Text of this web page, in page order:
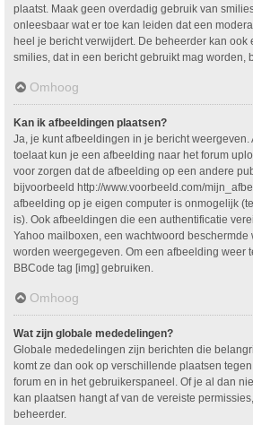
plaatst. Maak geen overdadig gebruik van
onleesbaar wat er toe kan leiden dat een
heel je bericht verwijdert. De beheerder kan ook
smilies, dat in een bericht gebruikt mag worden,
Omhoog
Kan ik afbeeldingen plaatsen?
Ja, je kunt afbeeldingen in je bericht
toelaat kun je een afbeelding naar het forum
voor zorgen dat de afbeelding op een andere
bijvoorbeeld http://www.voorbeeld.com/
afbeelding op je eigen computer is onmogelijk
is). Ook afbeeldingen die een authentificatie
Yahoo mailboxen, een wachtwoord beschermde
worden weergegeven. Om een afbeelding weer
BBCode tag [img] gebruiken.
Omhoog
Wat zijn globale mededelingen?
Globale mededelingen zijn berichten die
komt ze dan ook op verschillende plaatsen
forum en in het gebruikerspaneel. Of je al dan
kan plaatsen hangt af van de vereiste
beheerder.